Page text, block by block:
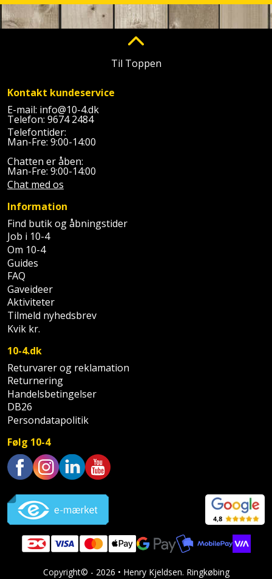
Mursten
Rumdeler
Sand
og
grus
Skruer,
bolte
og
møtrikker
Skunklem
Søm
Sternbeklædning
Tag
og
tagplader
Terrassebrædder
Terrasseopklodsning
Tråd
til
byggeri
Træ
Landmålerstok
Markeringsværktøj
Mejsel
Murerværktøj
Nøgleværktøj
Økse
Oliekande
Palleløfter
Profilsaks
Reb
og
Renseservietter
og
wipes
Sækkelukker
Saks
Flamingoskærer
Forlængerledning
Fugepistol
Fugtmåler
Gipsskruemaskine
Girafsliber
Girafsliber
tilbehør
Høvl
Industristøvsuger
Kantlimer
Kantlimertilbehør
Kap-
og
geringssav
Klammepistol
Klippeværktøj
Kombokit
Grill
Havemøbler
Havepleje
Haveredskaber
og
tilbehør
Havetilbehør
Hegn
Højbede
Højtaler
Hylder
Jagt
og
Jul
Kaffe
Klæbesøm
Køkkenudstyr
Til Toppen
Kontakt kundeservice
E-mail: info@10-4.dk
Telefon: 9674 2484
Telefontider:
Man-Fre: 9:00-14:00
Chatten er åben:
Man-Fre: 9:00-14:00
Chat med os
Information
Find butik og åbningstider
Job i 10-4
Om 10-4
Guides
FAQ
Gaveideer
Aktiviteter
Tilmeld nyhedsbrev
Kvik kr.
10-4.dk
Returvarer og reklamation
Returnering
Handelsbetingelser
DB26
Persondatapolitik
Følg 10-4
Copyright© - 2026 • Henry Kjeldsen. Ringkøbing